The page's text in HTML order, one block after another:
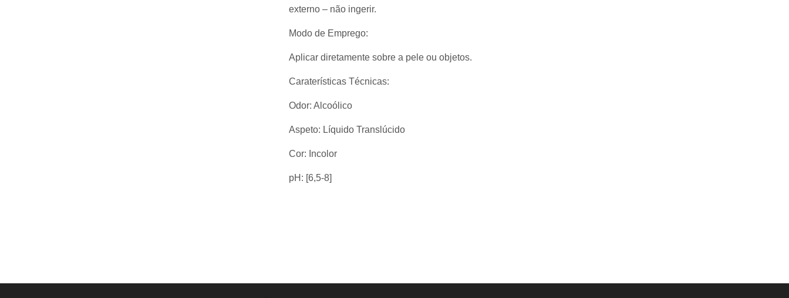
externo – não ingerir.
Modo de Emprego:
Aplicar diretamente sobre a pele ou objetos.
Caraterísticas Técnicas:
Odor: Alcoólico
Aspeto: Líquido Translúcido
Cor: Incolor
pH: [6,5-8]